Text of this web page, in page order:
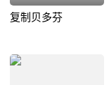
复制贝多芬